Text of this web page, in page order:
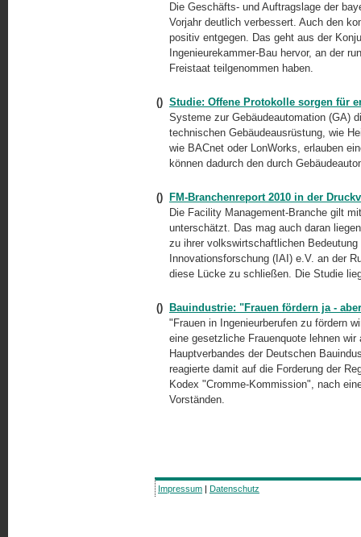
Die Geschäfts- und Auftragslage der
Vorjahr deutlich verbessert. Auch den
positiv entgegen. Das geht aus der
Ingenieurekammer-Bau hervor, an der
Freistaat teilgenommen haben.
() Studie: Offene Protokolle sorgen für
Systeme zur Gebäudeautomation (GA)
technischen Gebäudeausrüstung, wie
wie BACnet oder LonWorks, erlauben
können dadurch den durch
()
FM-Branchenreport 2010 in der
Die Facility Management-Branche gilt
unterschätzt. Das mag auch daran
zu ihrer volkswirtschaftlichen
Innovationsforschung (IAI) e.V. an der
diese Lücke zu schließen. Die Studie
()
Bauindustrie: "Frauen fördern ja -
"Frauen in Ingenieurberufen zu fördern
eine gesetzliche Frauenquote lehnen
Hauptverbandes der Deutschen
reagierte damit auf die Forderung der
Kodex "Cromme-Kommission", nach
Vorständen.
Impressum | Datenschutz